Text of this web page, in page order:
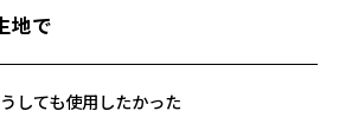
地で
しても使用したかった